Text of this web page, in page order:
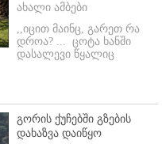
ახალი ამბები
,,იცით მაინც, გარეთ რა
დროა? ... ცოტა ხანში
დასალევი წყალიც
გორის ქუჩებში გზების
დახაზვა დაიწყო